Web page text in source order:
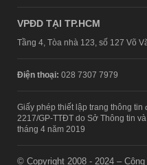
VPĐD TẠI TP.HCM
Tầng 4, Tòa nhà 123, số 127 Võ
Điện thoại: 028 7307 7979
Giấy phép thiết lập trang thông
2217/GP-TTĐT do Sở Thông tin
tháng 4 năm 2019
© Copyright 2008 - 2024 –